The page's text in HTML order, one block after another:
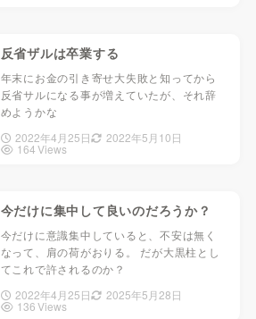
反省ザルは卒業する
年末にお金の引き寄せ大失敗と知ってから
反省サルになる事が増えていたが、それ辞
めようかな
2022年4月25日
2022年5月10日
164 Views
今だけに集中して良いのだろうか？
今だけに意識集中していると、不安は無く
なって、肩の荷がおりる。 だが大黒柱とし
てこれで許されるのか？
2022年4月25日
2025年5月28日
136 Views